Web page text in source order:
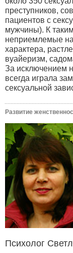
преступников,
пациентов с
мужчины). К
неприемлемые
характера,
вуайеризм,
За исключением
всегда играла
сексуальной
Развитие
Психолог